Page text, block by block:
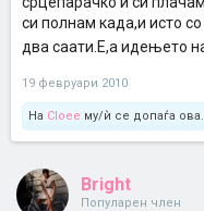
си полнам када,и исто
два саати.Е,а идењето
19 февруари 2010
На Cloee му/ѝ се допаѓа ова.
Bright
Популарен член